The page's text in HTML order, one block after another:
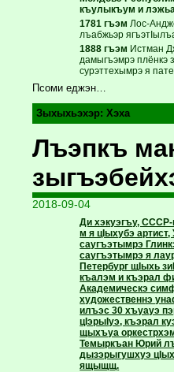
къулыкъум и
1781 гъэм Лос-
лъабжьэр
1888 гъэм Истман
дамыгъэмрэ плёнкэ
сурэттехымрэ я
Псоми еджэн…
Зыхыхьэхэр:Хэха
Лъэпкъ
2018-09-04
Ди хэкуэгъу,
м я цIыхубэ
саугъэтымрэ
саугъэтымрэ я
Петербург щIыхь
къалэм и къэрал
Академическэ
художественнэ
илъэс 30 хъуауэ
цIэрыIуэ, къэрал
щыхъуа
Темыркъан Юрий
дызэрыгушхуэ
ящыщщ.